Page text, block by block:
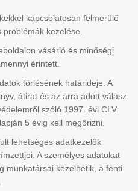
kapcsolatosan felmerülő
kezelése.
vásárló és minőségi
érintett.
törlésének határideje: A
átirat és az arra adott válasz
szóló 1997. évi CLV.
5 évig kell megőrizni.
lehetséges adatkezelők
A személyes adatokat
munkatársai kezelhetik, a fenti